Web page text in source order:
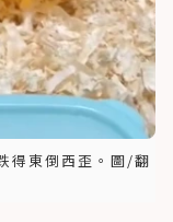
得東倒西歪。圖/翻